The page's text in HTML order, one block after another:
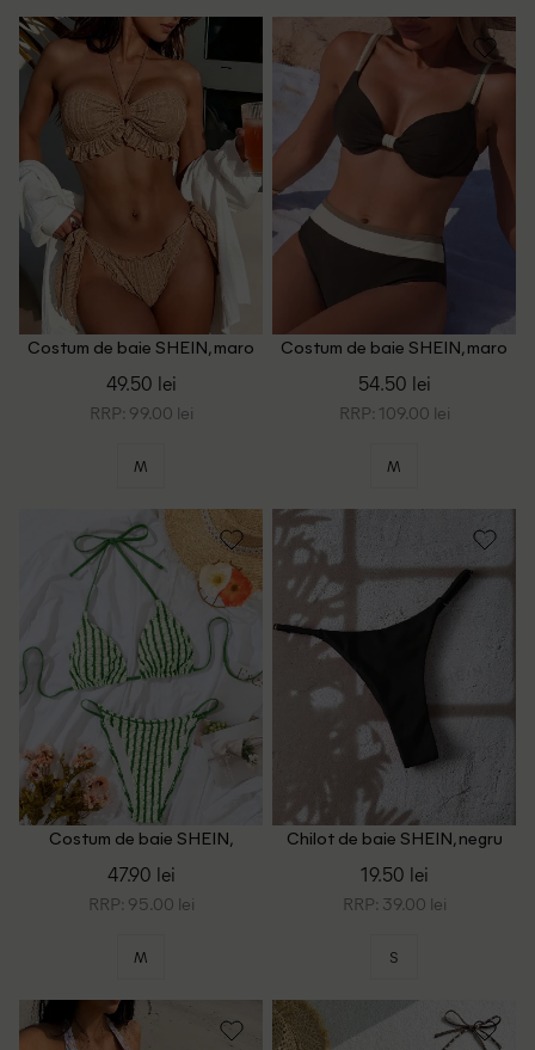
Costum de baie SHEIN, maro
49.50 lei
RRP: 99.00 lei
M
Costum de baie SHEIN, maro
54.50 lei
RRP: 109.00 lei
M
Costum de baie SHEIN,
47.90 lei
RRP: 95.00 lei
M
Chilot de baie SHEIN, negru
19.50 lei
RRP: 39.00 lei
S